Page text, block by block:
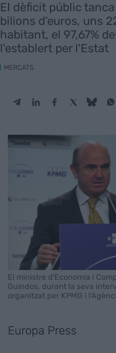
El dèficit públic
bilions d'euros, uns
habitant, el 97,67%
l'establert per l'Estat
MERCATS
El ministre d'Economia i
Guindos, durant la seva
organitzat per KPMG i
Europa Press